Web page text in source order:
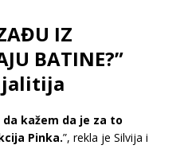
IZ
BATINE?”
kažem da je za to
Pinka.”, rekla je Silvija i